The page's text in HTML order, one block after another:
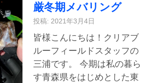
厳冬期メバリング
投稿: 2021年3月4日
皆様こんにちは！クリアブ
ルーフィールドスタッフの
三浦です。 今期は私の暮ら
す青森県をはじめとした東